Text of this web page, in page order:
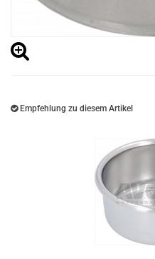
Empfehlung zu diesem Artikel